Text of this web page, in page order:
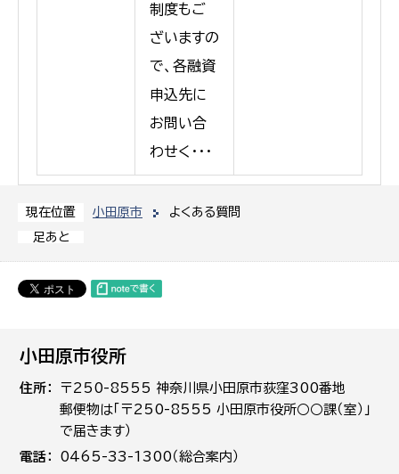
現在位置 小田原市
よくある質問
足あと
制度もご
ざいますの
で、各融資
申込先に
お問い合
わせく・・・
小田原市役所
住所
〒250-8555 神奈川県小田原市荻窪300番地
郵便物は「〒250-8555 小田原市役所○○課（室）」
で届きます）
電話
0465-33-1300（総合案内）